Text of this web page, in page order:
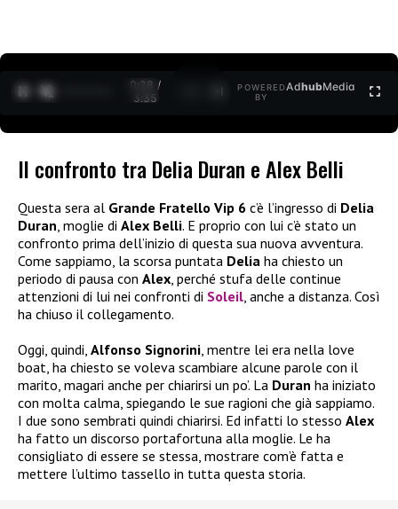
0:29 /
3:35
POWERED
BY
AdhubMedia
Il confronto tra Delia Duran e Alex Belli
Questa sera al Grande Fratello Vip 6 c’è l’ingresso di Delia
Duran, moglie di Alex Belli. E proprio con lui c’è stato un
confronto prima dell’inizio di questa sua nuova avventura.
Come sappiamo, la scorsa puntata Delia ha chiesto un
periodo di pausa con Alex, perché stufa delle continue
attenzioni di lui nei confronti di Soleil, anche a distanza. Così
ha chiuso il collegamento.
Oggi, quindi, Alfonso Signorini, mentre lei era nella love
boat, ha chiesto se voleva scambiare alcune parole con il
marito, magari anche per chiarirsi un po’. La Duran ha iniziato
con molta calma, spiegando le sue ragioni che già sappiamo.
I due sono sembrati quindi chiarirsi. Ed infatti lo stesso Alex
ha fatto un discorso portafortuna alla moglie. Le ha
consigliato di essere se stessa, mostrare com’è fatta e
mettere l’ultimo tassello in tutta questa storia.